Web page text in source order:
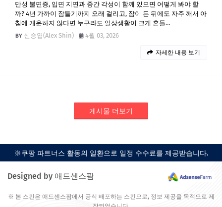
만성 불면증, 입면 지연과 중간 각성이 함께 있으면 어떻게 봐야 할
까? 4년 가까이 잠들기까지 오래 걸리고, 잠이 든 뒤에도 자주 깨서 아
침에 개운하지 않다면 누구라도 일상생활이 크게 흔들…
신승엽(Alex Shin)
4월 03, 2026
자세한 내용 보기
게시물 더보기
※쿠팡 파트너스 활동의 일환으로 일정 수수료를 제공받습니다.
Designed by 애드센스팜
※ 본 스킨은 애드센스팜에서 공식 배포하는 스킨으로, 정보 제공을 목적으로 제